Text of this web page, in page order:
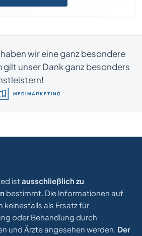
wir eine ganz besondere
gilt unser Dank ganz besonders
ist ausschließlich zu
bestimmt. Die Informationen auf
keinesfalls als Ersatz für
oder Behandlung durch
und Ärzte angesehen werden. Der